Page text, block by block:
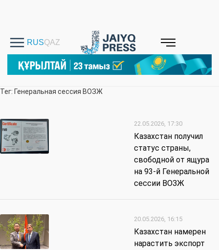
Тег: Генеральная сессия ВОЗЖ
22.05.2026, 17:30
Казахстан получил
статус страны,
свободной от ящура
на 93-й Генеральной
сессии ВОЗЖ
20.05.2026, 16:15
Казахстан намерен
нарастить экспорт